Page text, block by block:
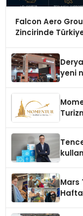
Falcon Aero
Zincirinde
yeni
Mars